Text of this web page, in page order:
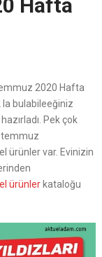
Hafta
2020 Hafta
la bulabileeğiniz
Pek çok
temmuz
ürünler var. Evinizin
ürünlerkataloğu